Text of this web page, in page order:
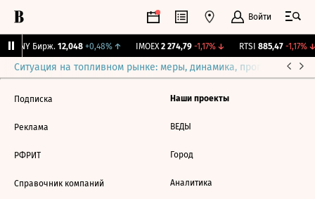
Войти
CNY Бирж. 12,048 +0,48%↑ IMOEX 2 274,79 -1,17%↓ RTSI 885,47 -1,17%↓
Ситуация на топливном рынке: меры, динамика, прогнозы
Подписка
Реклама
РФРИТ
Справочник компаний
Наши проекты
ВЕДЫ
Город
Аналитика